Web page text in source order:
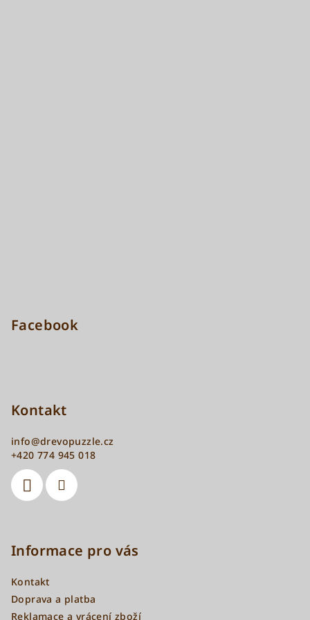
Facebook
Kontakt
info@drevopuzzle.cz
+420 774 945 018
Informace pro vás
Kontakt
Doprava a platba
Reklamace a vrácení zboží